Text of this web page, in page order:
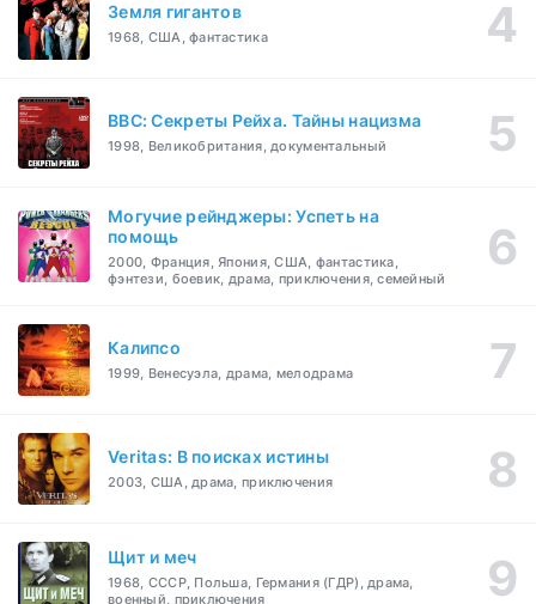
Земля гигантов
1968, США, фантастика
BBC: Секреты Рейха. Тайны нацизма
1998, Великобритания, документальный
Могучие рейнджеры: Успеть на
помощь
2000, Франция, Япония, США, фантастика,
фэнтези, боевик, драма, приключения, семейный
Калипсо
1999, Венесуэла, драма, мелодрама
Veritas: В поисках истины
2003, США, драма, приключения
Щит и меч
1968, СССР, Польша, Германия (ГДР), драма,
военный, приключения